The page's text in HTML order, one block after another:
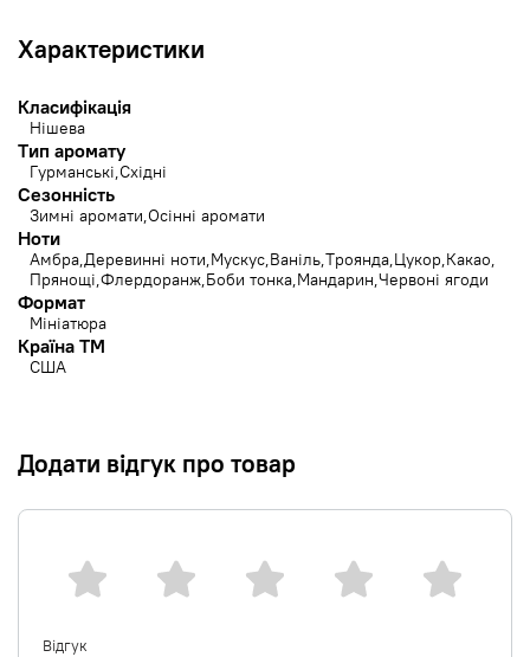
Характеристики
Класифікація
Нішева
Тип аромату
Гурманські Східні
Сезонність
Зимні аромати Осінні аромати
Ноти
Амбра Деревинні ноти Мускус Ваніль Троянда Цукор Какао
Прянощі Флердоранж Боби тонка Мандарин Червоні ягоди
Формат
Мініатюра
Країна ТМ
США
Додати відгук про товар
Відгук